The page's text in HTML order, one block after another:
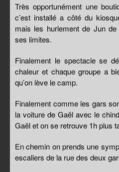
Très opportunément une
c’est installé a côté du
mais les hurlement de Jun
ses limites.
Finalement le spectacle se
chaleur et chaque groupe a
qu’on lève le camp.
Finalement comme les gars
la voiture de Gaël avec le
Gaël et on se retrouve 1h plus
En chemin on prends une
escaliers de la rue des deux